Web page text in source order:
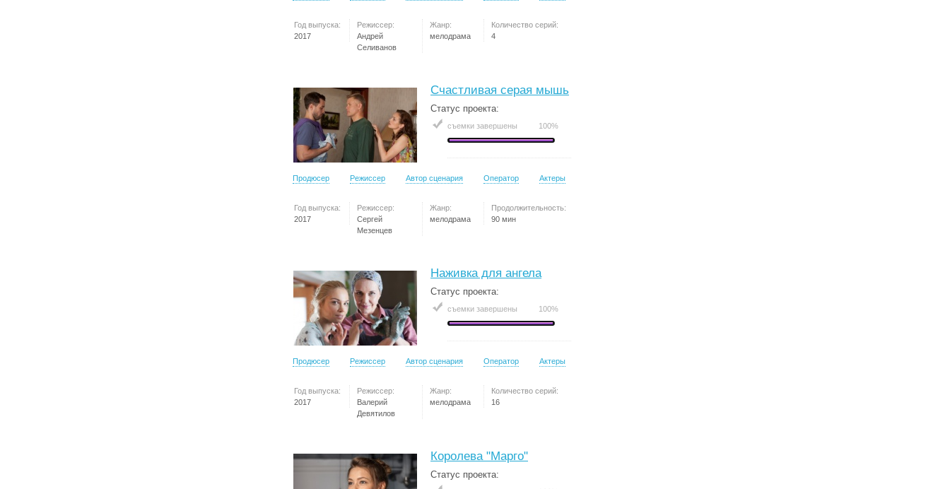
Год выпуска:
2017
Режиссер:
Андрей
Селиванов
Жанр:
мелодрама
Количество серий:
4
Счастливая серая мышь
Статус проекта:
съемки завершены 100%
Продюсер Режиссер Автор сценария Оператор Актеры
Год выпуска:
2017
Режиссер:
Сергей
Мезенцев
Жанр:
мелодрама
Продолжительность:
90 мин
Наживка для ангела
Статус проекта:
съемки завершены 100%
Продюсер Режиссер Автор сценария Оператор Актеры
Год выпуска:
2017
Режиссер:
Валерий
Девятилов
Жанр:
мелодрама
Количество серий:
16
Королева "Марго"
Статус проекта: